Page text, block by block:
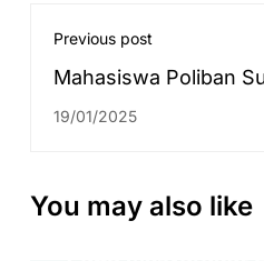
Previous post
Mahasiswa Poliban
Aplikasi Inovatif
19/01/2025
You may also like